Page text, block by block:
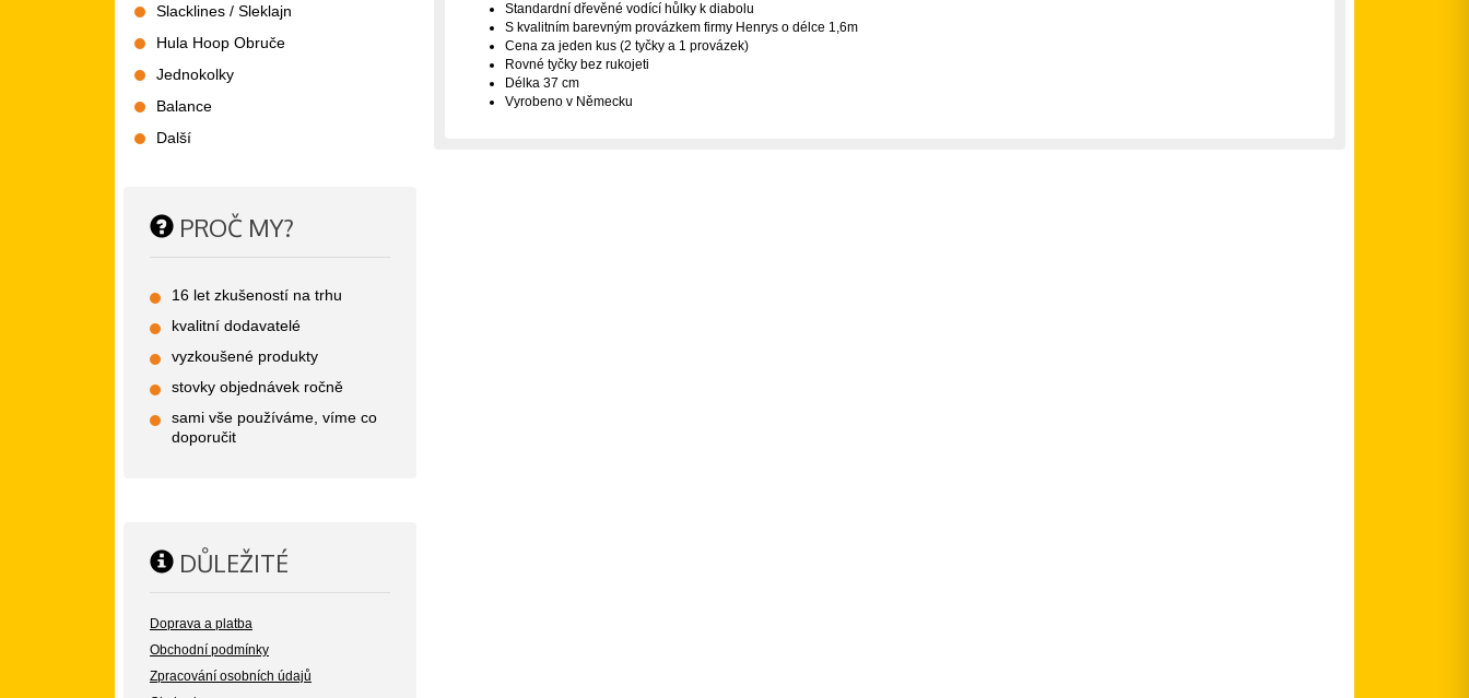
Standardní dřevěné vodící hůlky k diabolu
S kvalitním barevným provázkem firmy Henrys o délce 1,6m
Cena za jeden kus (2 tyčky a 1 provázek)
Rovné tyčky bez rukojeti
Délka 37 cm
Vyrobeno v Německu
Slacklines / Sleklajn
Hula Hoop Obruče
Jednokolky
Balance
Další
PROČ MY?
16 let zkušeností na trhu
kvalitní dodavatelé
vyzkoušené produkty
stovky objednávek ročně
sami vše používáme, víme co
doporučit
DŮLEŽITÉ
Doprava a platba
Obchodní podmínky
Zpracování osobních údajů